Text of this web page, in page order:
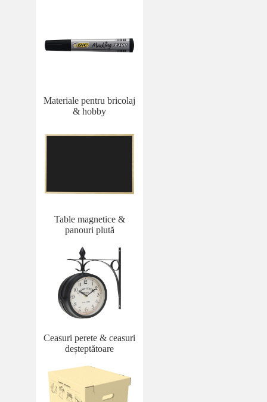
Materiale pentru bricolaj
& hobby
Table magnetice &
panouri plută
Ceasuri perete & ceasuri
deșteptătoare